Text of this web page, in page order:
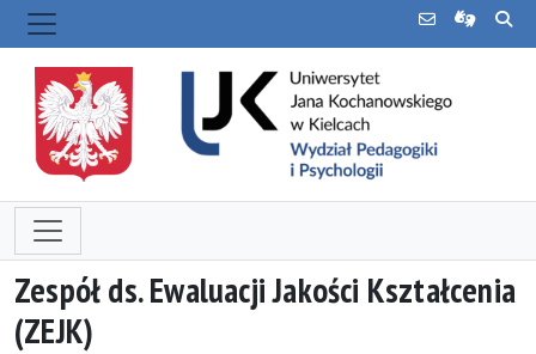
Zespół ds. Ewaluacji Jakości Kształcenia
(ZEJK)